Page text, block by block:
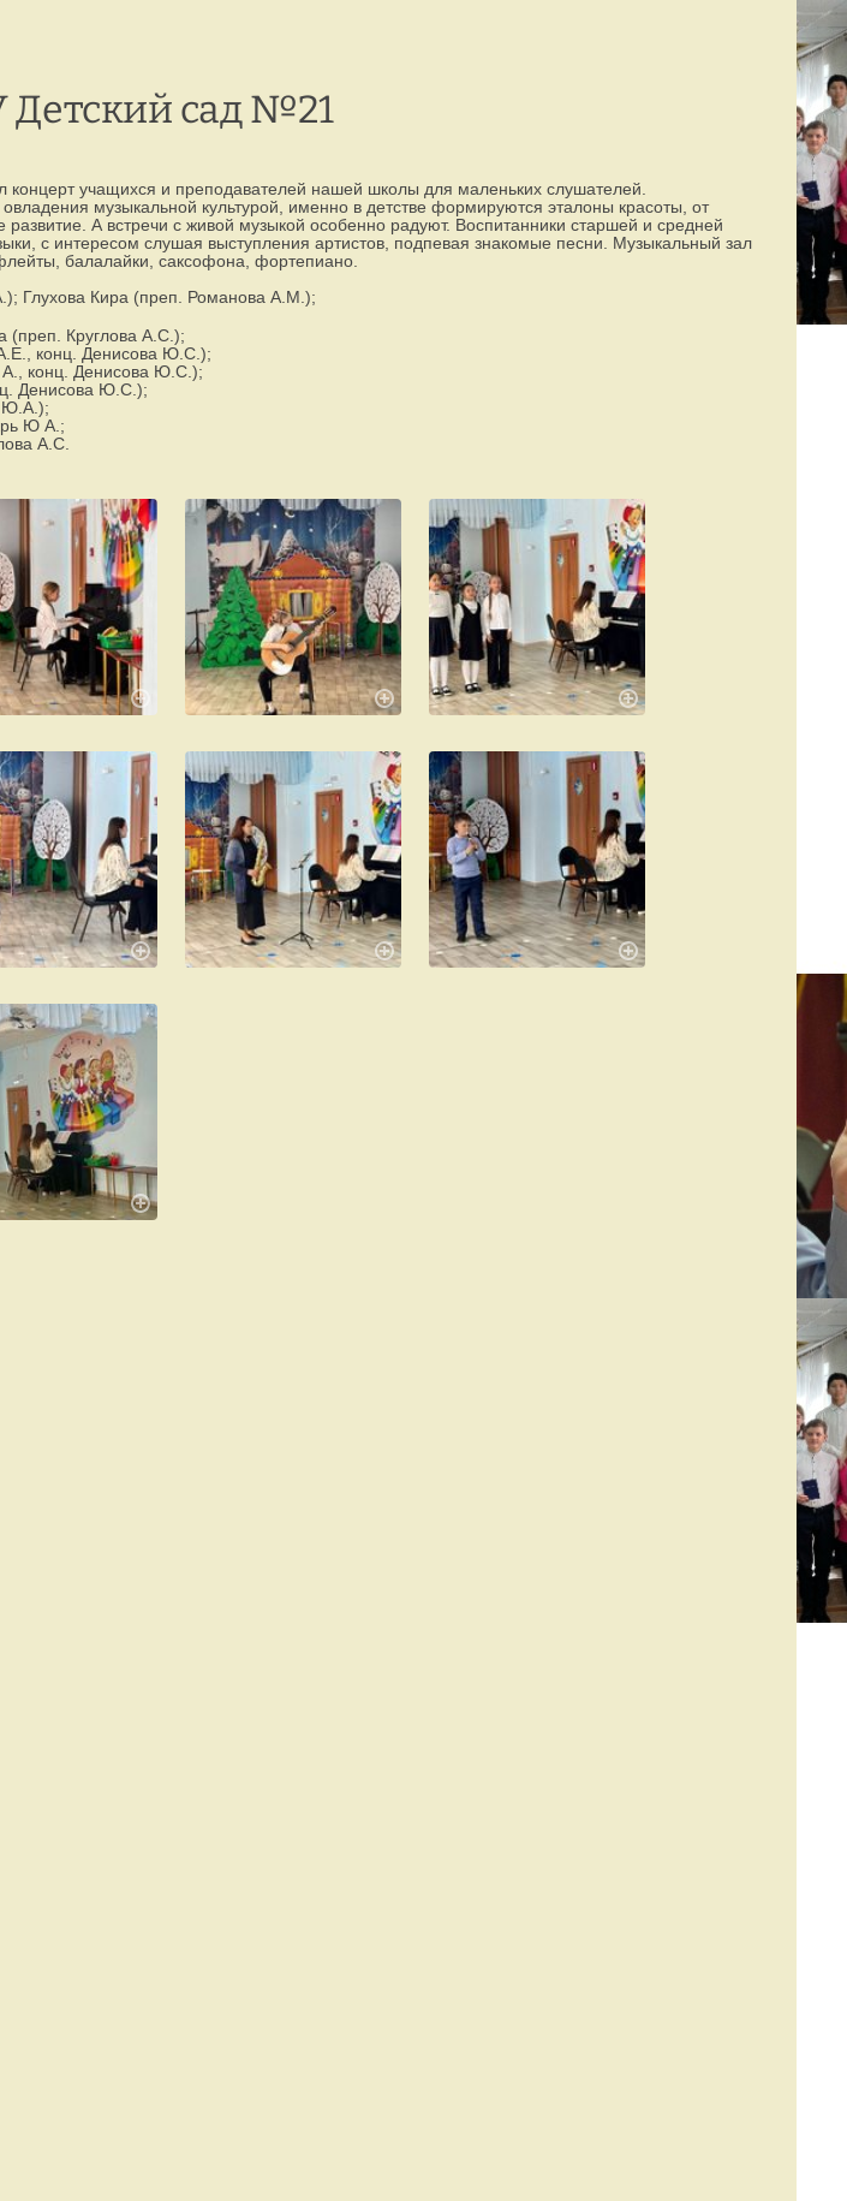
сад №21
учащихся и преподавателей нашей школы для маленьких слушателей.
музыкальной культурой, именно в детстве формируются эталоны красоты, от
А встречи с живой музыкой особенно радуют. Воспитанники старшей и средней
с интересом слушая выступления артистов, подпевая знакомые песни. Музыкальный зал
балалайки, саксофона, фортепиано.
Глухова Кира (преп. Романова А.М.);
(преп. Круглова А.С.);
конц. Денисова Ю.С.);
А., конц. Денисова Ю.С.);
Денисова Ю.С.);
Ю.А.);
Ю А.;
А.С.